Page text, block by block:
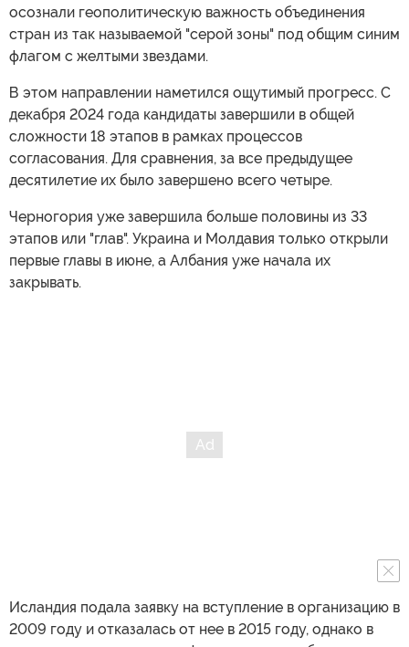
осознали геополитическую важность объединения
стран из так называемой "серой зоны" под общим синим
флагом с желтыми звездами.
В этом направлении наметился ощутимый прогресс. С
декабря 2024 года кандидаты завершили в общей
сложности 18 этапов в рамках процессов
согласования. Для сравнения, за все предыдущее
десятилетие их было завершено всего четыре.
Черногория уже завершила больше половины из 33
этапов или "глав". Украина и Молдавия только открыли
первые главы в июне, а Албания уже начала их
закрывать.
Исландия подала заявку на вступление в организацию в
2009 году и отказалась от нее в 2015 году, однако в